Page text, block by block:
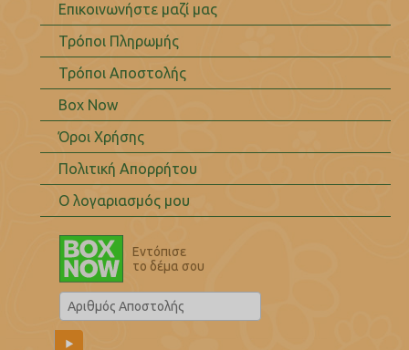
Επικοινωνήστε μαζί μας
Τρόποι Πληρωμής
Τρόποι Αποστολής
Box Now
Όροι Χρήσης
Πολιτική Απορρήτου
Ο λογαριασμός μου
Εντόπισε
το δέμα σου